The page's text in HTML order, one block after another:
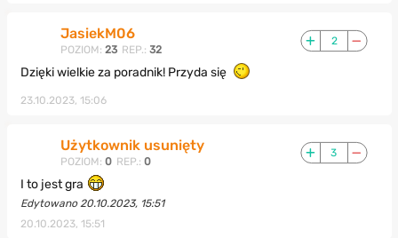
JasiekM06
POZIOM: 23 REP.: 32
2
Dzięki wielkie za poradnik! Przyda się
23.10.2023, 15:06
Użytkownik usunięty
POZIOM: 0 REP.: 0
3
I to jest gra
Edytowano 20.10.2023, 15:51
20.10.2023, 15:51